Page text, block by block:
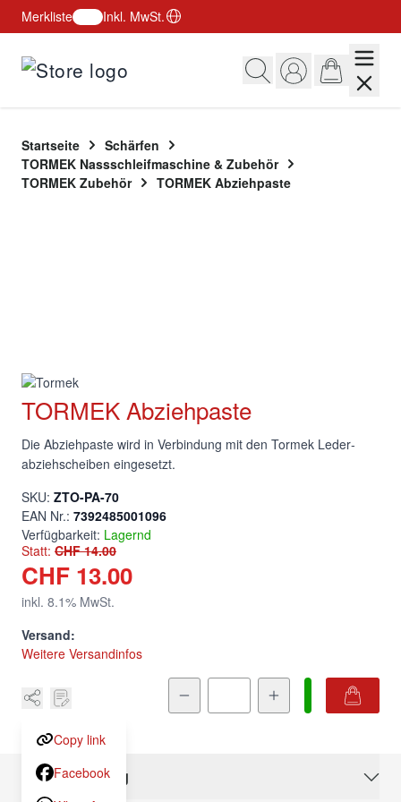
Merkliste
Inkl. MwSt.
Startseite
Schärfen
TORMEK Nassschleifmaschine & Zubehör
TORMEK Zubehör
TORMEK Abziehpaste
TORMEK Abziehpaste
Die Abziehpaste wird in Verbindung mit den Tormek Leder­
abzieh­scheiben eingesetzt.
SKU: ZTO-PA-70
EAN Nr.: 7392485001096
Verfügbarkeit: Lagernd
Statt: CHF 14.00
CHF 13.00
inkl.8.1% MwSt.
Versand:
Weitere Versandinfos
Copy link
Facebook
Beschreibung